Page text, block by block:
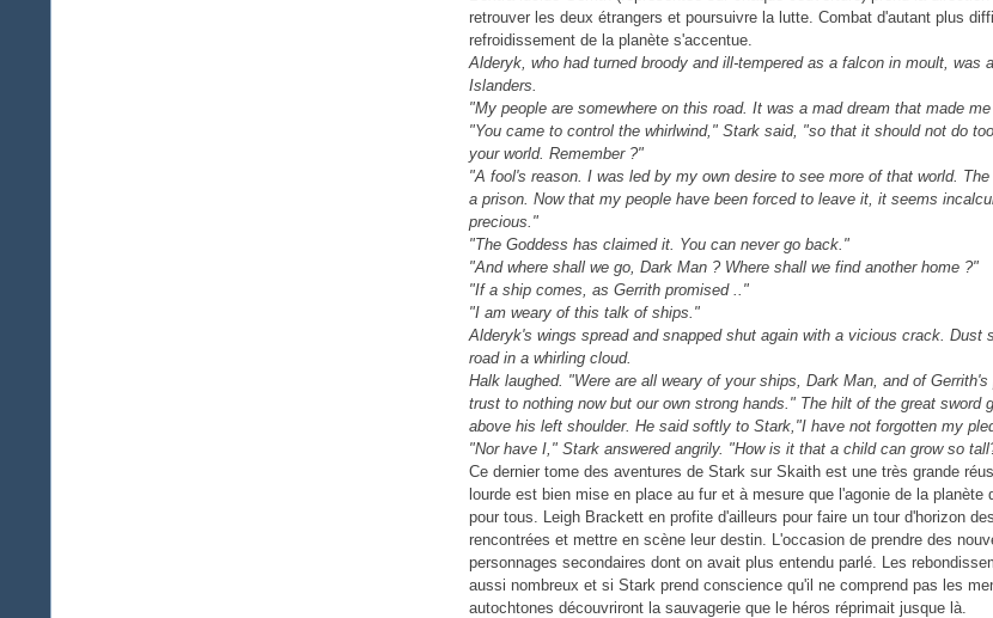
retrouver les deux étrangers et poursuivre la lutte. Combat d'autant plus
refroidissement de la planète s'accentue.
Alderyk, who had turned broody and ill-tempered as a falcon in moult, was
Islanders.
"My people are somewhere on this road. It was a mad dream that made
"You came to control the whirlwind," Stark said, "so that it should not do
your world. Remember ?"
"A fool's reason. I was led by my own desire to see more of that world.
a prison. Now that my people have been forced to leave it, it seems
precious."
"The Goddess has claimed it. You can never go back."
"And where shall we go, Dark Man ? Where shall we find another home ?"
"If a ship comes, as Gerrith promised .."
"I am weary of this talk of ships."
Alderyk's wings spread and snapped shut again with a vicious crack. Dust
road in a whirling cloud.
Halk laughed. "Were are all weary of your ships, Dark Man, and of
trust to nothing now but our own strong hands." The hilt of the great sword
above his left shoulder. He said softly to Stark,"I have not forgotten my
"Nor have I," Stark answered angrily. "How is it that a child can grow so
Ce dernier tome des aventures de Stark sur Skaith est une très grande
lourde est bien mise en place au fur et à mesure que l'agonie de la planète
pour tous. Leigh Brackett en profite d'ailleurs pour faire un tour d'horizon
rencontrées et mettre en scène leur destin. L'occasion de prendre des
personnages secondaires dont on avait plus entendu parlé. Les
aussi nombreux et si Stark prend conscience qu'il ne comprend pas les
autochtones découvriront la sauvagerie que le héros réprimait jusque là.